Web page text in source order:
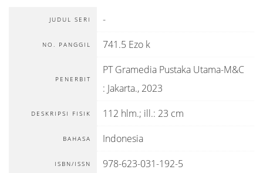
JUDUL SERI -
NO. PANGGIL 741.5 Ezo k
PENERBIT
PT Gramedia Pustaka Utama-M&C
: Jakarta., 2023
DESKRIPSI FISIK 112 hlm.; ill.: 23 cm
BAHASA Indonesia
ISBN/ISSN 978-623-031-192-5